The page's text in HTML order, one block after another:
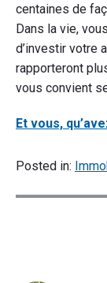
centaines de
Dans la vie,
d’investir votre
rapporteront
vous convient
Et vous,
Posted in: